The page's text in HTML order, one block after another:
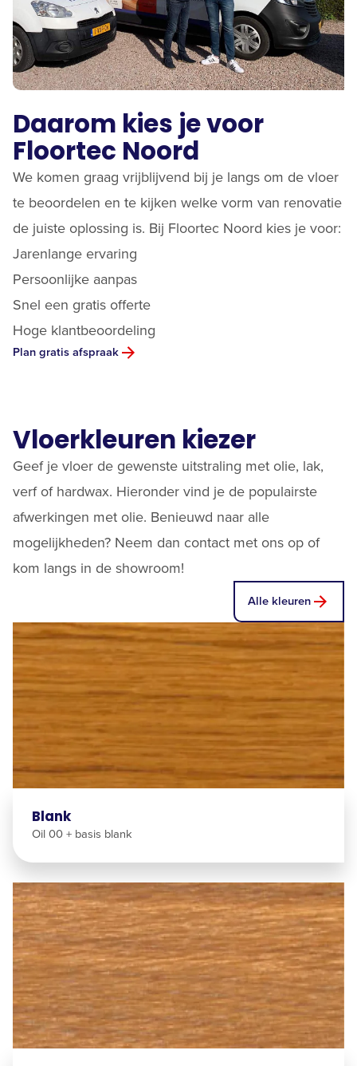
Daarom kies je voor
Floortec Noord
We komen graag vrijblijvend bij je langs om de vloer
te beoordelen en te kijken welke vorm van renovatie
de juiste oplossing is. Bij Floortec Noord kies je voor:
Jarenlange ervaring
Persoonlijke aanpas
Snel een gratis offerte
Hoge klantbeoordeling
Plan gratis afspraak
Vloerkleuren kiezer
Geef je vloer de gewenste uitstraling met olie, lak,
verf of hardwax. Hieronder vind je de populairste
afwerkingen met olie. Benieuwd naar alle
mogelijkheden? Neem dan contact met ons op of
kom langs in de showroom!
Alle kleuren
Blank
Oil 00 + basis blank